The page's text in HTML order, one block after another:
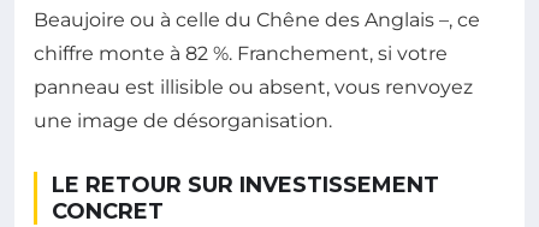
Beaujoire ou à celle du Chêne des Anglais –, ce
chiffre monte à 82 %. Franchement, si votre
panneau est illisible ou absent, vous renvoyez
une image de désorganisation.
LE RETOUR SUR INVESTISSEMENT
CONCRET